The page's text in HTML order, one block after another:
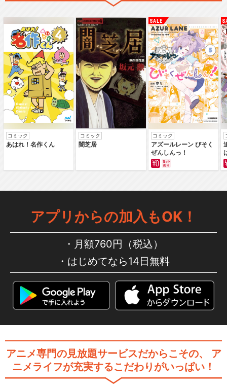
〈物語〉シリーズ セカンドシ
ーズン（第21話～…
〈物語〉シリーズ セカンドシ
ーズン（第27話～…
〈物語〉シリーズ セカンドシ
憑物語
終物語
「終物語」まよいヘル／ひた
ぎランデブー／おうぎ…
コミック
あはれ！名作くん
コミック
闇芝居
コミック
アズールレーン びそく
ぜんしんっ！
アプリからの加入もOK！
月額760円（税込）
はじめてなら14日無料
アニメ専門の見放題サービスだからこその、
ア
ニメライフが充実するこだわりがいっぱい！